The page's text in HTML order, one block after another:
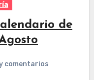
de
comentarios